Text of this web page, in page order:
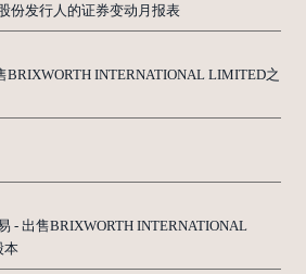
份发行人的证券变动月报表
BRIXWORTH INTERNATIONAL LIMITED之
- 出售BRIXWORTH INTERNATIONAL
本